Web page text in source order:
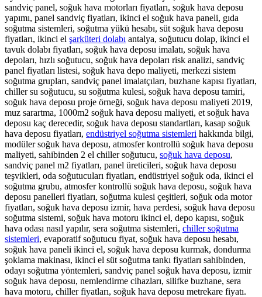
sandviç panel, soğuk hava motorları fiyatları, soğuk hava deposu
yapımı, panel sandviç fiyatları, ikinci el soğuk hava paneli, gıda
soğutma sistemleri, soğutma yükü hesabı, süt soğuk hava deposu
fiyatları, ikinci el şarküteri dolabı antalya, soğutucu dolap, ikinci el
tavuk dolabı fiyatları, soğuk hava deposu imalatı, soğuk hava
depoları, hızlı soğutucu, soğuk hava depoları risk analizi, sandviç
panel fiyatları listesi, soğuk hava depo maliyeti, merkezi sistem
soğutma grupları, sandviç panel imalatçıları, buzhane kapısı fiyatları,
chiller su soğutucu, su soğutma kulesi, soğuk hava deposu tamiri,
soğuk hava deposu proje örneği, soğuk hava deposu maliyeti 2019,
muz sarartma, 1000m2 soğuk hava deposu maliyeti, et soğuk hava
deposu kaç derecedir, soğuk hava deposu standartları, kasap soğuk
hava deposu fiyatları, endüstriyel soğutma sistemleri hakkında bilgi,
modüler soğuk hava deposu, atmosfer kontrollü soğuk hava deposu
maliyeti, sahibinden 2 el chiller soğutucu, soğuk hava deposu,
sandviç panel m2 fiyatları, panel üreticileri, soğuk hava deposu
teşvikleri, oda soğutucuları fiyatları, endüstriyel soğuk oda, ikinci el
soğutma grubu, atmosfer kontrollü soğuk hava deposu, soğuk hava
deposu panelleri fiyatları, soğutma kulesi çeşitleri, soğuk oda motor
fiyatları, soğuk hava deposu izmir, hava perdesi, soğuk hava deposu
soğutma sistemi, soğuk hava motoru ikinci el, depo kapısı, soğuk
hava odası nasıl yapılır, sera soğutma sistemleri, chiller soğutma
sistemleri, evaporatif soğutucu fiyat, soğuk hava deposu hesabı,
soğuk hava paneli ikinci el, soğuk hava deposu kurmak, dondurma
şoklama makinası, ikinci el süt soğutma tankı fiyatları sahibinden,
odayı soğutma yöntemleri, sandviç panel soğuk hava deposu, izmir
soğuk hava deposu, nemlendirme cihazları, silifke buzhane, sera
hava motoru, chiller fiyatları, soğuk hava deposu metrekare fiyatı.